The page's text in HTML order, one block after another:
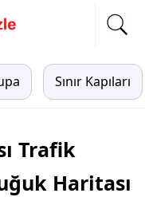
Sınır Kapıları
Trafik
Haritası